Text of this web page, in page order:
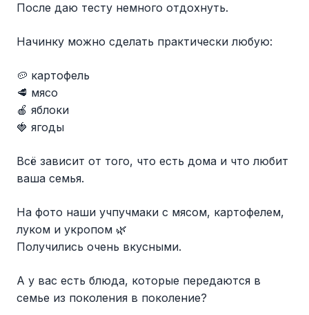
После даю тесту немного отдохнуть.
Начинку можно сделать практически любую:
🥔 картофель
🥩 мясо
🍎 яблоки
🍓 ягоды
Всё зависит от того, что есть дома и что любит
ваша семья.
На фото наши учпучмаки с мясом, картофелем,
луком и укропом 🌿
Получились очень вкусными.
А у вас есть блюда, которые передаются в
семье из поколения в поколение?